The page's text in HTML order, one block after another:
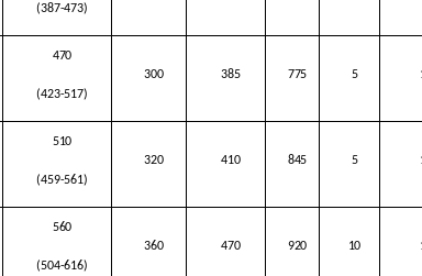
(387-473)
470
(423-517)
300 385 775 5
510
(459-561)
320 410 845 5
560
(504-616)
360 470 920 10